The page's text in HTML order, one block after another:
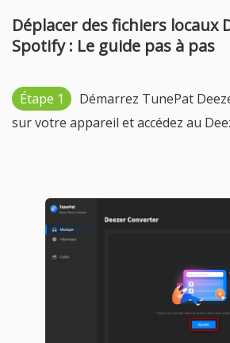
Déplacer des fichiers locaux
Spotify : Le guide pas à pas
Étape 1
Démarrez TunePat
sur votre appareil et accédez au